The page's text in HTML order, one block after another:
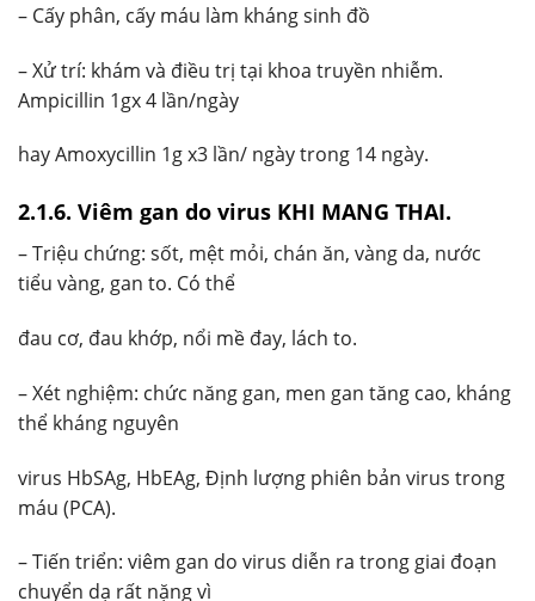
– Cấy phân, cấy máu làm kháng sinh đồ
– Xử trí: khám và điều trị tại khoa truyền nhiễm.
Ampicillin 1gx 4 lần/ngày
hay Amoxycillin 1g x3 lần/ ngày trong 14 ngày.
2.1.6. Viêm gan do virus KHI MANG THAI.
– Triệu chứng: sốt, mệt mỏi, chán ăn, vàng da, nước
tiểu vàng, gan to. Có thể
đau cơ, đau khớp, nổi mề đay, lách to.
– Xét nghiệm: chức năng gan, men gan tăng cao, kháng
thể kháng nguyên
virus HbSAg, HbEAg, Định lượng phiên bản virus trong
máu (PCA).
– Tiến triển: viêm gan do virus diễn ra trong giai đoạn
chuyển dạ rất nặng vì